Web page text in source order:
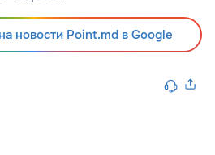
новости Point.md в Google